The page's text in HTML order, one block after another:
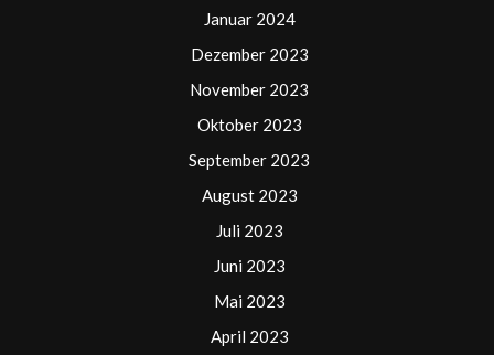
Januar 2024
Dezember 2023
November 2023
Oktober 2023
September 2023
August 2023
Juli 2023
Juni 2023
Mai 2023
April 2023